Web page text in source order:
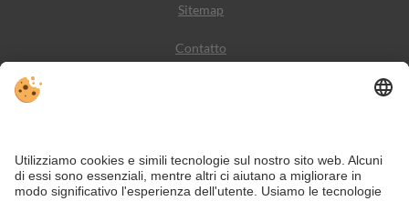
Sitemap
Contatto